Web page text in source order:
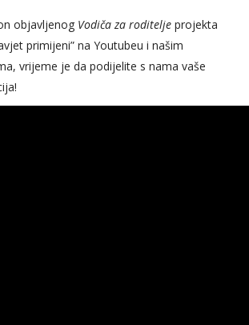
objavljenog Vodiča za roditelje projekta
primijeni” na Youtubeu i našim
vrijeme je da podijelite s nama vaše